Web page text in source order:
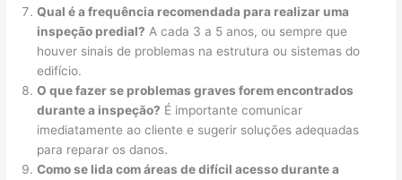
Qual é a frequência recomendada para realizar uma
inspeção predial? A cada 3 a 5 anos, ou sempre que
houver sinais de problemas na estrutura ou sistemas do
edifício.
O que fazer se problemas graves forem encontrados
durante a inspeção? É importante comunicar
imediatamente ao cliente e sugerir soluções adequadas
para reparar os danos.
Como se lida com áreas de difícil acesso durante a